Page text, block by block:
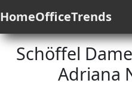
HomeOfficeTrends
Schöffel
Adriana